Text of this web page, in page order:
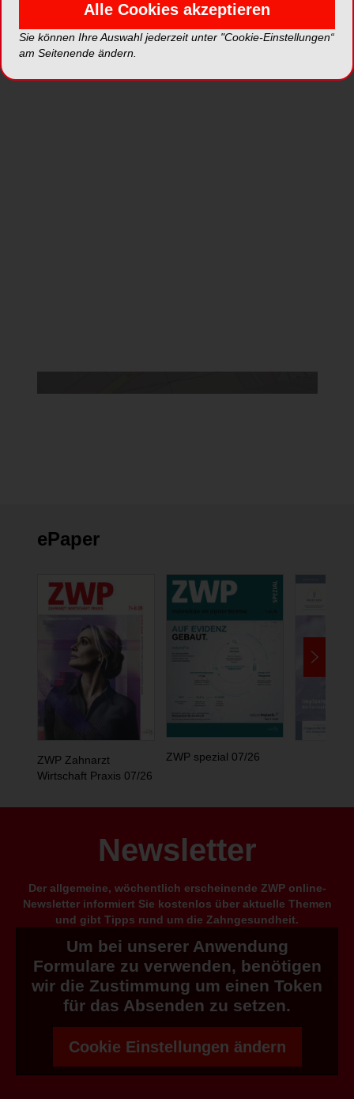
Anmelden
Jetzt anmelden
ePaper
ZWP Zahnarzt
Wirtschaft Praxis 07/26
ZWP spezial 07/26
Newsletter
Der allgemeine, wöchentlich erscheinende ZWP online-
Newsletter informiert Sie kostenlos über aktuelle Themen
und gibt Tipps rund um die Zahngesundheit.
Um bei unserer Anwendung
Formulare zu verwenden, benötigen
wir die Zustimmung um einen Token
für das Absenden zu setzen.
Cookie Einstellungen ändern
Alle Cookies akzeptieren
Sie können Ihre Auswahl jederzeit unter "Cookie-Einstellungen“
am Seitenende ändern.